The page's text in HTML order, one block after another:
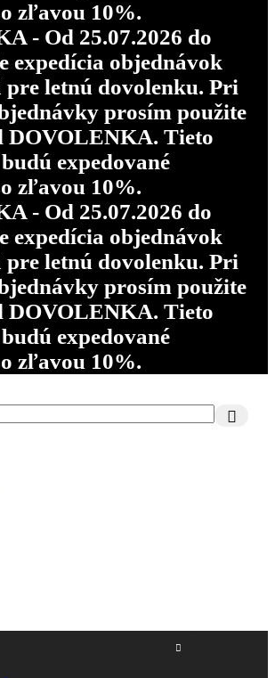
zľavou 10%.
- Od 25.07.2026 do
expedícia objednávok
pre letnú dovolenku. Pri
prosím použite
DOVOLENKA. Tieto
expedované
zľavou 10%.
- Od 25.07.2026 do
expedícia objednávok
pre letnú dovolenku. Pri
prosím použite
DOVOLENKA. Tieto
expedované
zľavou 10%.